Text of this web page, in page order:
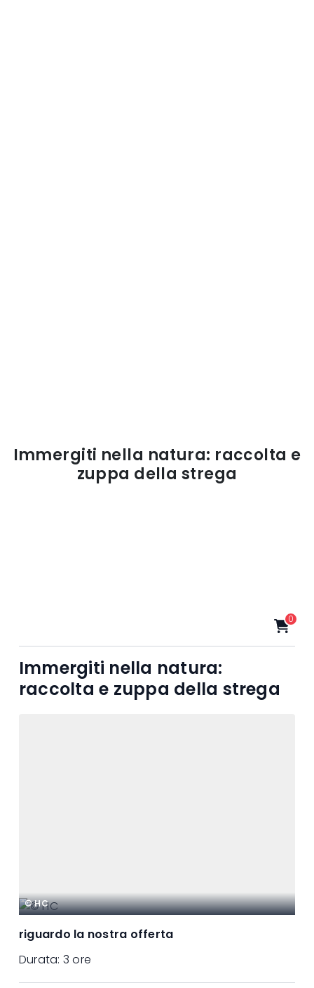
Immergiti nella natura: raccolta e
zuppa della strega
0
Immergiti nella natura:
raccolta e zuppa della strega
riguardo la nostra offerta
Durata: 3 ore
© HC